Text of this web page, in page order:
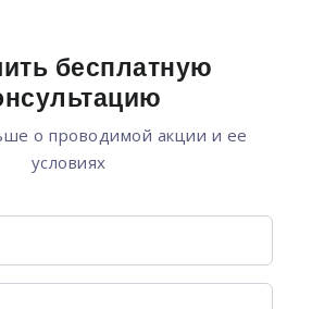
бесплатную
о проводимой акции и ее
условиях